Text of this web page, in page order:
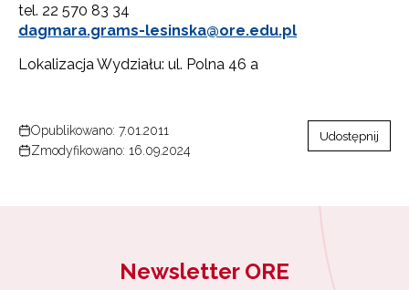
tel. 22 570 83 34
dagmara.grams-lesinska@ore.edu.pl
Lokalizacja Wydziału: ul. Polna 46 a
Opublikowano: 7.01.2011
Zmodyfikowano: 16.09.2024
Udostępnij
Newsletter ORE